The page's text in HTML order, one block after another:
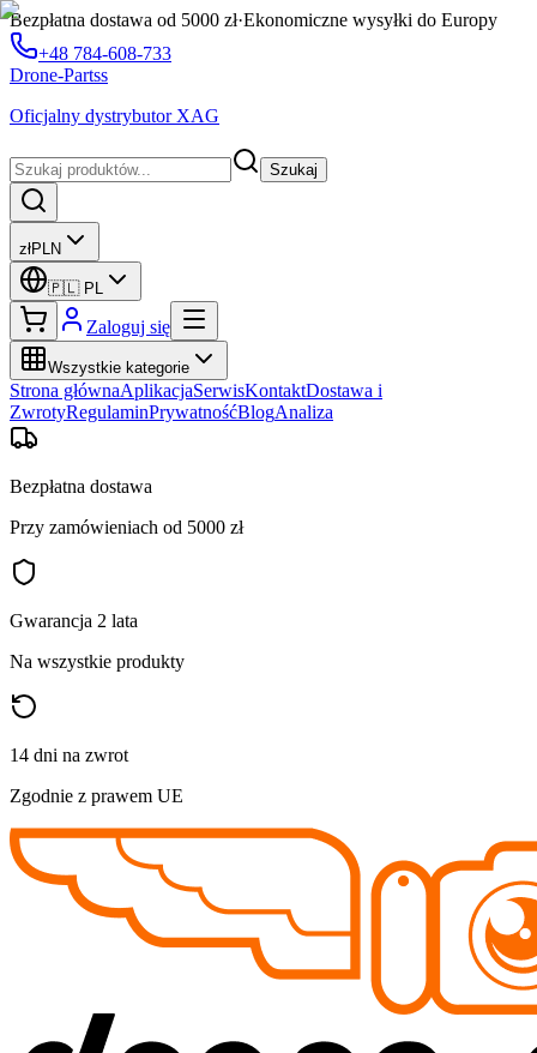
Bezpłatna dostawa od 5000 zł·Ekonomiczne wysyłki do Europy
+48 784-608-733
Drone-Partss
Oficjalny dystrybutor XAG
Szukaj
złPLN
🇵🇱 PL
Zaloguj się
Wszystkie kategorie
Strona głównaAplikacjaSerwisKontaktDostawa i
ZwrotyRegulaminPrywatnośćBlogAnaliza
Bezpłatna dostawa
Przy zamówieniach od 5000 zł
Gwarancja 2 lata
Na wszystkie produkty
14 dni na zwrot
Zgodnie z prawem UE